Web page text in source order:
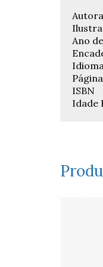
Autora
Ano
ISBN
Idade